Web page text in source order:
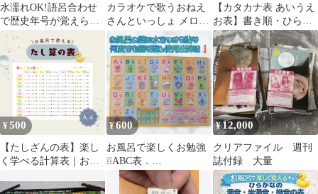
水濡れOK!語呂合わせ
で歴史年号が覚えられ
る暗記ポスター7枚セッ
ト
カラオケで歌うおねえ
さんといっしょ メロン
ブックス 同時購入特典
お風呂ポスター
【カタカナ表 あいうえ
お表】書き順・ひらが
な表記付きで覚えやす
い◎お風呂ポスター｜
入学準備・幼児学習に
人気の50音表♨
¥500
【たしざんの表】楽し
く学べる計算表｜お風
備・幼児学習に人気✨
¥600
お風呂で楽しくお勉強
❕❕ABC表．
2026.07.14.Da．Ca.A①
¥12,000
クリアファイル 週刊
誌付録 大量